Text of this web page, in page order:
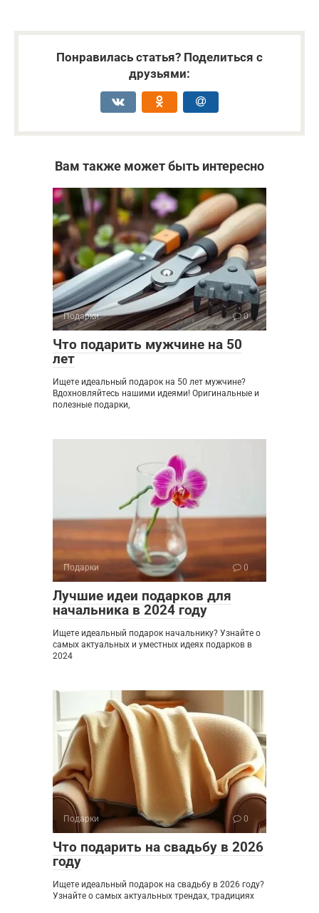
Понравилась статья? Поделиться с
друзьями:
Вам также может быть интересно
Подарки 0
Что подарить мужчине на 50
лет
Ищете идеальный подарок на 50 лет мужчине?
Вдохновляйтесь нашими идеями! Оригинальные и
полезные подарки,
Подарки 0
Лучшие идеи подарков для
начальника в 2024 году
Ищете идеальный подарок начальнику? Узнайте о
самых актуальных и уместных идеях подарков в
2024
Подарки 0
Что подарить на свадьбу в 2026
году
Ищете идеальный подарок на свадьбу в 2026 году?
Узнайте о самых актуальных трендах, традициях